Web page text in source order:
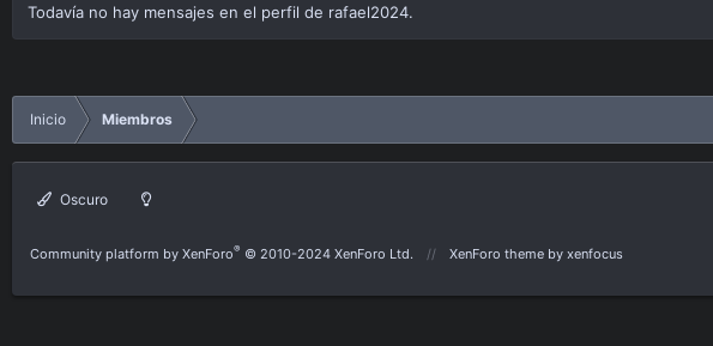
Todavía no hay mensajes en el perfil de rafael2024.
Inicio Miembros
Oscuro
Community platform by XenForo® © 2010-2024 XenForo Ltd. XenForo theme by xenfocus